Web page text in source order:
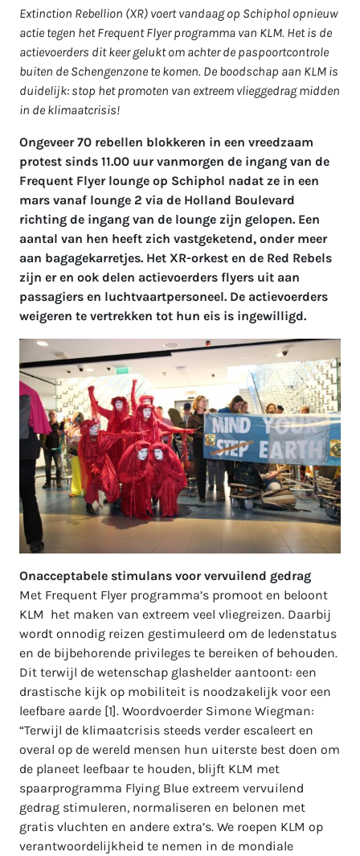
Extinction Rebellion (XR) voert vandaag op Schiphol opnieuw
actie tegen het Frequent Flyer programma van KLM. Het is de
actievoerders dit keer gelukt om achter de paspoortcontrole
buiten de Schengenzone te komen. De boodschap aan KLM is
duidelijk: stop het promoten van extreem vlieggedrag midden
in de klimaatcrisis!
Ongeveer 70 rebellen blokkeren in een vreedzaam
protest sinds 11.00 uur vanmorgen de ingang van de
Frequent Flyer lounge op Schiphol nadat ze in een
mars vanaf lounge 2 via de Holland Boulevard
richting de ingang van de lounge zijn gelopen. Een
aantal van hen heeft zich vastgeketend, onder meer
aan bagagekarretjes. Het XR-orkest en de Red Rebels
zijn er en ook delen actievoerders flyers uit aan
passagiers en luchtvaartpersoneel. De actievoerders
weigeren te vertrekken tot hun eis is ingewilligd.
Onacceptabele stimulans voor vervuilend gedrag
Met Frequent Flyer programma’s promoot en beloont
KLM het maken van extreem veel vliegreizen. Daarbij
wordt onnodig reizen gestimuleerd om de ledenstatus
en de bijbehorende privileges te bereiken of behouden.
Dit terwijl de wetenschap glashelder aantoont: een
drastische kijk op mobiliteit is noodzakelijk voor een
leefbare aarde [1]. Woordvoerder Simone Wiegman:
“Terwijl de klimaatcrisis steeds verder escaleert en
overal op de wereld mensen hun uiterste best doen om
de planeet leefbaar te houden, blijft KLM met
spaarprogramma Flying Blue extreem vervuilend
gedrag stimuleren, normaliseren en belonen met
gratis vluchten en andere extra’s. We roepen KLM op
verantwoordelijkheid te nemen in de mondiale